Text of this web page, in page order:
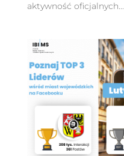
aktywność oficjalnych...